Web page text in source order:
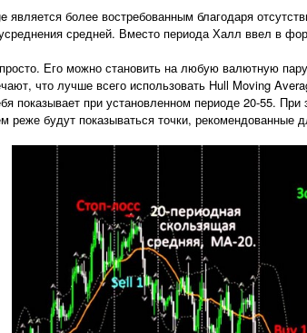
является более востребованным благодаря
средней. Вместо периода Халл ввел в
Его можно становить на любую валютную
что лучше всего использовать Hull Moving
показывает при установленном периоде 20-55.
реже будут показываться точки, рекомендованные